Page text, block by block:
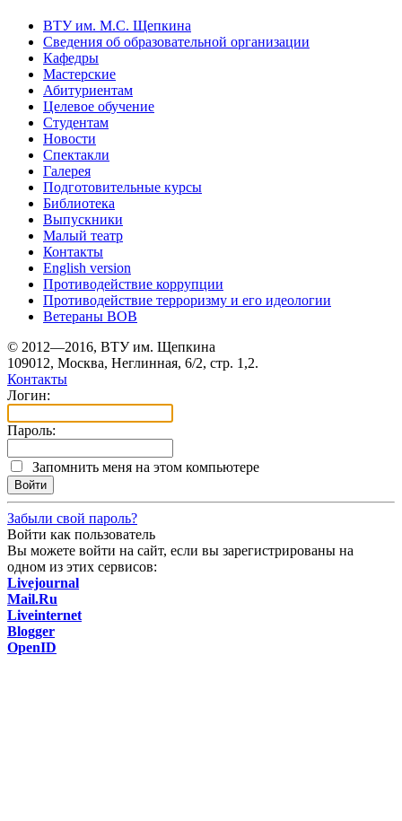
ВТУ им. М.С. Щепкина
Сведения об образовательной организации
Кафедры
Мастерские
Абитуриентам
Целевое обучение
Студентам
Новости
Спектакли
Галерея
Подготовительные курсы
Библиотека
Выпускники
Малый театр
Контакты
English version
Противодействие коррупции
Противодействие терроризму и его идеологии
Ветераны ВОВ
© 2012—2016, ВТУ им. Щепкина
109012, Москва, Неглинная, 6/2, стр. 1,2.
Контакты
Логин:
Пароль:
Запомнить меня на этом компьютере
Забыли свой пароль?
Войти как пользователь
Вы можете войти на сайт, если вы зарегистрированы на
одном из этих сервисов:
Livejournal
Mail.Ru
Liveinternet
Blogger
OpenID